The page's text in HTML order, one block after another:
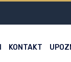
KONTAKT